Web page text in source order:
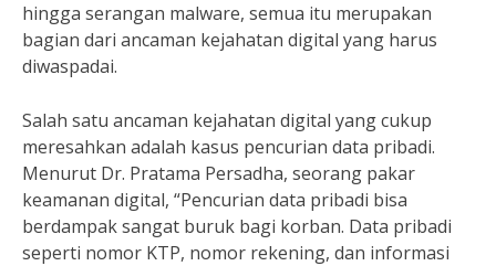
hingga serangan malware, semua itu merupakan
bagian dari ancaman kejahatan digital yang harus
diwaspadai.
Salah satu ancaman kejahatan digital yang cukup
meresahkan adalah kasus pencurian data pribadi.
Menurut Dr. Pratama Persadha, seorang pakar
keamanan digital, “Pencurian data pribadi bisa
berdampak sangat buruk bagi korban. Data pribadi
seperti nomor KTP, nomor rekening, dan informasi